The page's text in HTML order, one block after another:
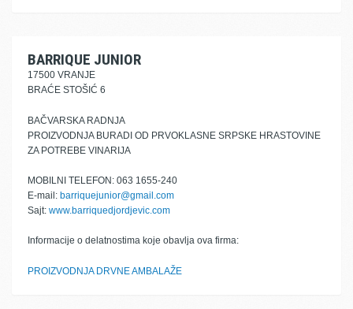
BARRIQUE JUNIOR
17500 VRANJE
BRAĆE STOŠIĆ 6
BAČVARSKA RADNJA
PROIZVODNJA BURADI OD PRVOKLASNE SRPSKE HRASTOVINE
ZA POTREBE VINARIJA
MOBILNI TELEFON: 063 1655-240
E-mail: barriquejunior@gmail.com
Sajt: www.barriquedjordjevic.com
Informacije o delatnostima koje obavlja ova firma:
PROIZVODNJA DRVNE AMBALAŽE